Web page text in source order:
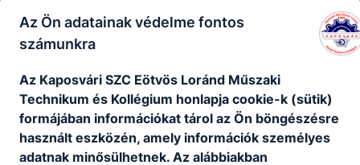
Az Ön adatainak védelme fontos
számunkra
Az Kaposvári SZC Eötvös Loránd Műszaki
Technikum és Kollégium honlapja cookie-k (sütik)
formájában információkat tárol az Ön böngészésre
használt eszközén, amely információk személyes
adatnak minősülhetnek. Az alábbiakban